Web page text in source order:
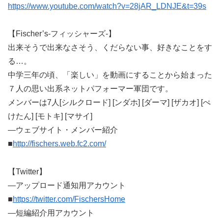
https://www.youtube.com/watch?v=28jAR_LDNJE&t=39s
【Fischer’s-フィッシャーズ-】
出来そうで出来なさそう、くだらない事、好きなことをす
る…。
中学三年の頃、「楽しい」を動画にすることから始まった
７人の思い出系ネットパフォーマー軍団です。
メンバーは7人[シルクロード] [ンダホ] [ダーマ] [ザカオ] [ぺ
けたん] [モトキ] [マサイ]
―ウェブサイト・メンバー紹介
■http://fischers.web.fc2.com/
【Twitter】
―アップロード通知用アカウント
■https://twitter.com/FischersHome
―短編紹介用アカウント